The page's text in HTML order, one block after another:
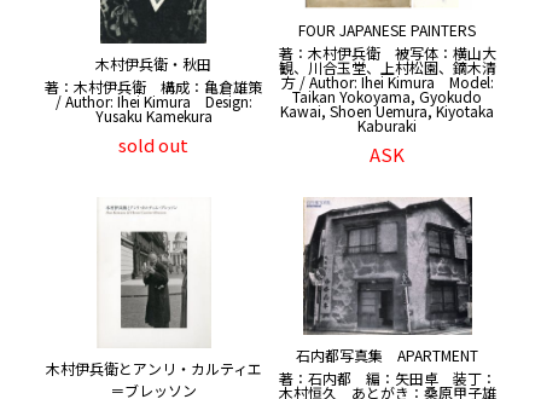
木村伊兵衛・秋田
著：木村伊兵衛 構成：亀倉雄策
/ Author: Ihei Kimura Design:
Yusaku Kamekura
sold out
FOUR JAPANESE PAINTERS
著：木村伊兵衛 被写体：横山大
観、川合玉堂、上村松園、鏑木清
方 / Author: Ihei Kimura Model:
Taikan Yokoyama, Gyokudo
Kawai, Shoen Uemura, Kiyotaka
Kaburaki
ASK
木村伊兵衛とアンリ・カルティエ
＝ブレッソン
石内都写真集 APARTMENT
著：石内都 編：矢田卓 装丁：
木村恒久 あとがき：桑原甲子雄